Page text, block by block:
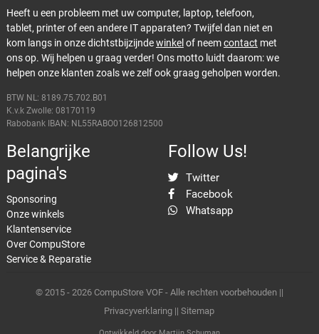
Heeft u een probleem met uw computer, laptop, telefoon,
tablet, printer of een andere IT apparaten? Twijfel dan niet en
kom langs in onze dichtstbijzijndewinkelof neemcontact met
ons op. Wij helpen u graag verder! Ons motto luidt daarom: we
helpen onze klanten zoals we zelf ook graag geholpen worden.
BTW NL: 8189.75.702.B01
K.v.k Zwolle: 08170119
Rabobank IBAN: NL55RABO0126812500
Belangrijke
pagina's
Sponsoring
Onze winkels
Klantenservice
Over CompuStore
Service & Reparatie
Follow Us!
Twitter
Facebook
Whatsapp
© 2015 - 2026 CompuStore VOF - Alle rechten voorbehouden ||
Privacyverklaring ||Sitemap